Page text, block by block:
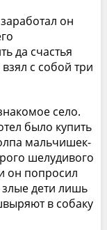
он
да счастья
с собой три
село.
было купить
мальчишек-
шелудивого
он попросил
злые дети лишь
в собаку